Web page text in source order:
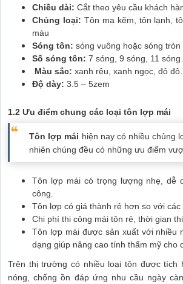
Chiều dài: Cắt theo yêu cầu khách
Chủng loại: Tôn mạ kẽm, tôn lạnh,
màu
Sóng tôn: sóng vuông hoặc sóng tròn
Số sóng tôn: 7 sóng, 9 sóng, 11
Màu sắc: xanh rêu, xanh ngọc, đỏ
Độ dày: 3.5 – 5zem
1.2 Ưu điểm chung các loại tôn lợp mái
Tôn lợp mái hiện nay có nhiều chủng
nhiên chúng đều có những ưu điểm
Tôn lợp mái có trọng lượng nhẹ, dễ
công.
Tôn lợp có giá thành rẻ hơn so với
Chi phí thi công mái tôn rẻ, thời gian
Tôn lợp mái được sản xuất với nhiều
dạng giúp nâng cao tính thẩm mỹ cho
Trên thị trường có nhiều loại tôn được tích
nóng, chống ồn đáp ứng nhu cầu ngày